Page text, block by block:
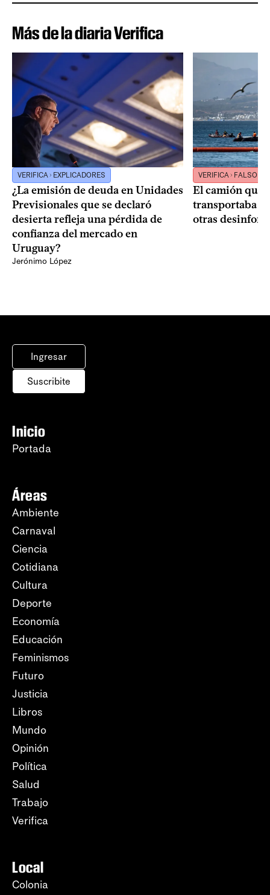
Más de la diaria Verifica
VERIFICA EXPLICADORES
¿La emisión de deuda en Unidades
Previsionales que se declaró
desierta refleja una pérdida de
confianza del mercado en
Uruguay?
Jerónimo López
VERIFICA FALSO
El camión que
transportaba
otras
Ingresar
Suscribite
Inicio
Portada
Áreas
Ambiente
Carnaval
Ciencia
Cotidiana
Cultura
Deporte
Economía
Educación
Feminismos
Futuro
Justicia
Libros
Mundo
Opinión
Política
Salud
Trabajo
Verifica
Local
Colonia